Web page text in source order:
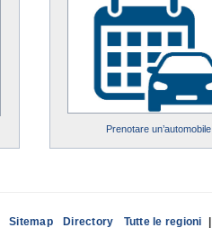
Prenotare un’automobile
Sitemap Directory Tutte le regioni